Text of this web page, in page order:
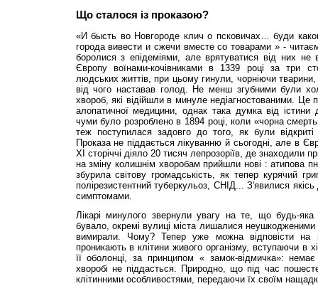
Що сталося із проказою?
«И бысть во Новгороде клич о псковичах… буди
города вивести и сжечи вместе со товарами » -
боролися з епідеміями, але врятуватися від них
Європу воїнами-кочівниками в 1339 році за три
людських життів, при цьому гинули, чорніючи
від чого наставав голод. Не менш згубними були
хвороб, які відійшли в минуле недіагностованими. Це
алопатичної медицини, однак така думка від істини
чуми було розроблено в 1894 році, коли «чорна
теж поступилася задовго до того, як були
Проказа не піддається лікуванню й сьогодні, але в
ХI сторіччі діяло 20 тисяч лепрозоріїв, де знаходили
на зміну колишнім хворобам прийшли нові : атипова
збурила світову громадськість, як тепер курячий
полірезистентний туберкульоз, СНІД... З'явилися
симптомами.
Лікарі минулого звернули увагу на те, що будь-
бувало, окремі вулиці міста лишалися
вимирали. Чому? Тепер уже можна відповісти на
проникають в клітини живого організму, вступаючи в
її оболонці, за принципом « замок-відмичка»:
хворобі не піддасться. Природно, що під час
клітинними особливостями, передаючи їх своїм